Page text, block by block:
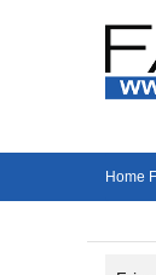
Home